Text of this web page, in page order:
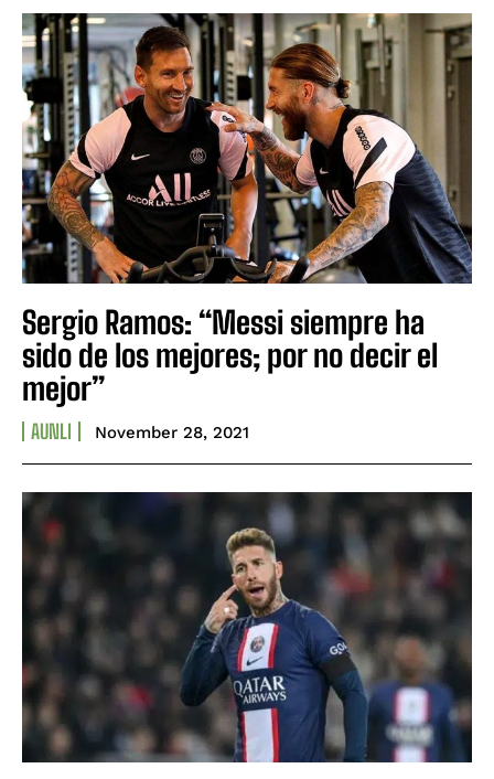
Sergio Ramos: “Messi siempre ha
sido de los mejores; por no decir el
mejor”
AUNLI November 28, 2021